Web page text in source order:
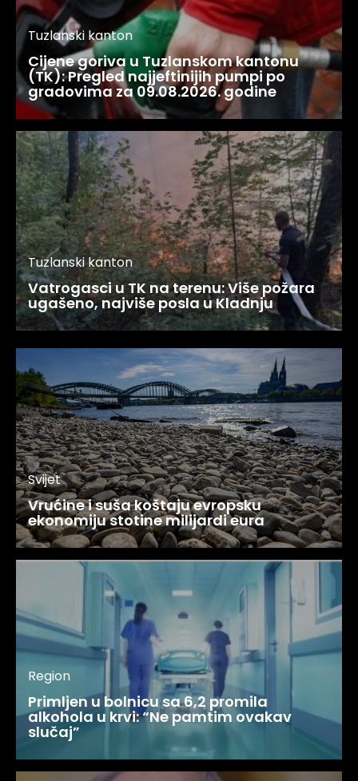
Tuzlanski kanton
Cijene goriva u Tuzlanskom kantonu
(TK): Pregled najjeftinijih pumpi po
gradovima za 09.08.2026. godine
Tuzlanski kanton
Vatrogasci u TK na terenu: Više požara
ugašeno, najviše posla u Kladnju
Svijet
Vrućine i suša koštaju evropsku
ekonomiju stotine milijardi eura
Region
Primljen u bolnicu sa 6,2 promila
alkohola u krvi: “Ne pamtim ovakav
slučaj”